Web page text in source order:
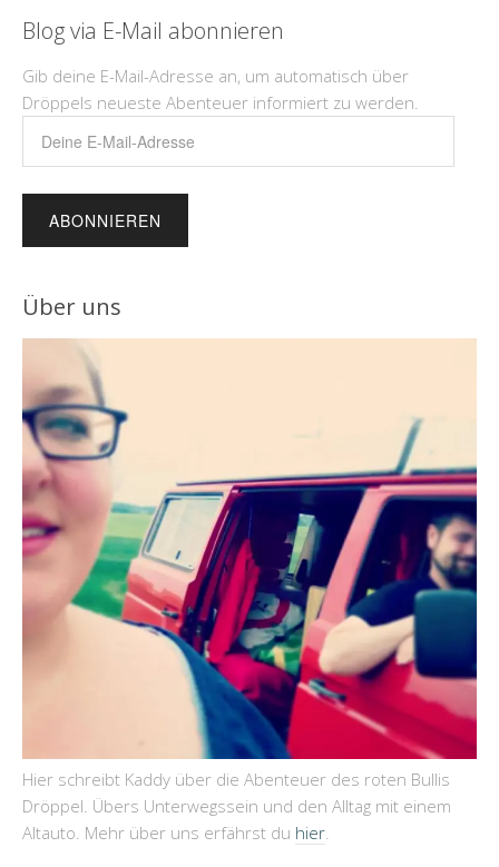
Blog via E-Mail abonnieren
Gib deine E-Mail-Adresse an, um automatisch über
Dröppels neueste Abenteuer informiert zu werden.
Adresse
Über uns
Hier schreibt Kaddy über die Abenteuer des roten Bullis
Dröppel. Übers Unterwegssein und den Alltag mit einem
Altauto. Mehr über uns erfährst du hier